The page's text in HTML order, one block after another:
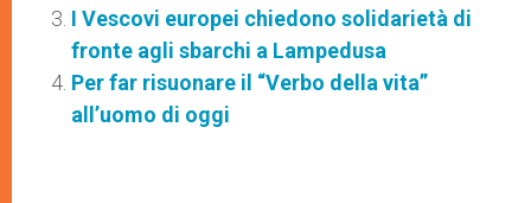
I Vescovi europei chiedono solidarietà di
fronte agli sbarchi a Lampedusa
Per far risuonare il “Verbo della vita”
all’uomo di oggi